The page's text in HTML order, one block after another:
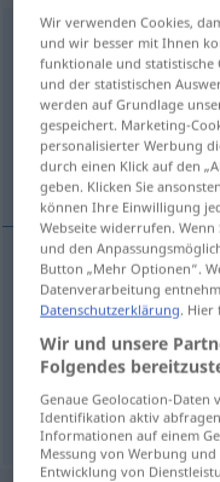
chocholm <6. -u/-e>
Übersicht aller
(Für mehr Details die
Haar-Schopf,
(Haar-)Schopfm
Federbuschm
Haubefder Vögel
Wir verwenden Cookies,
und wir besser mit Ihnen
funktionale und statistische
und der statistischen
werden auf Grundlage
gespeichert. Marketing-
personalisierter Werbung
durch einen Klick auf den
geben. Klicken Sie
können Ihre Einwilligung
Webseite widerrufen.
und den
Button „Mehr Optionen“.
Datenverarbeitung
Datenschutzerklärung. Hier
Wir und unsere
Folgendes
Genaue Geolocation-Daten
Identifikation aktiv
Informationen auf einem
Messung von Werbung
Entwicklung von